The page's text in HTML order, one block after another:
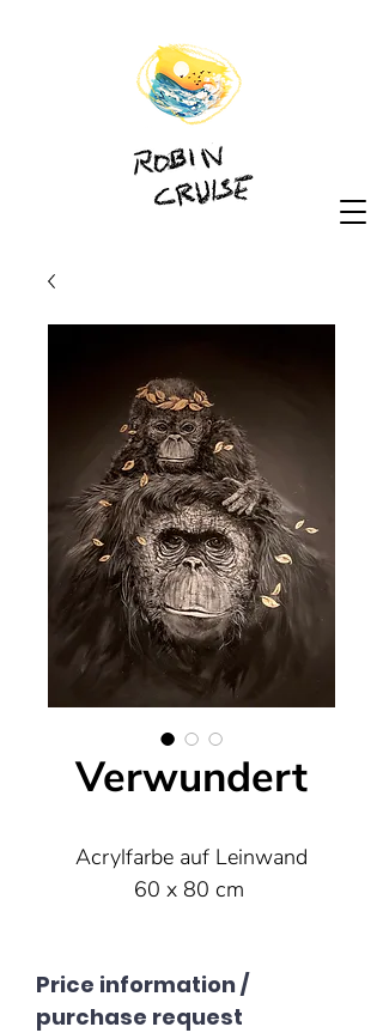
Verwundert
Acrylfarbe auf Leinwand
60 x 80 cm
Price information /
purchase request